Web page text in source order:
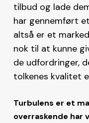
tilbud og lade
har gennemført
altså er et
nok til at kunne
de udfordringer,
tolkenes kvalitet
Turbulens er et
overraskende har